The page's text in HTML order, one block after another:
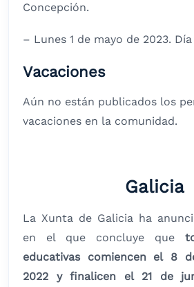
Concepción.
– Lunes 1 de mayo de 2023.
Vacaciones
Aún no están publicados los
vacaciones en la comunidad.
Galicia
La Xunta de Galicia ha
en el que concluye que
educativas comiencen el 8
2022 y finalicen el 21 de